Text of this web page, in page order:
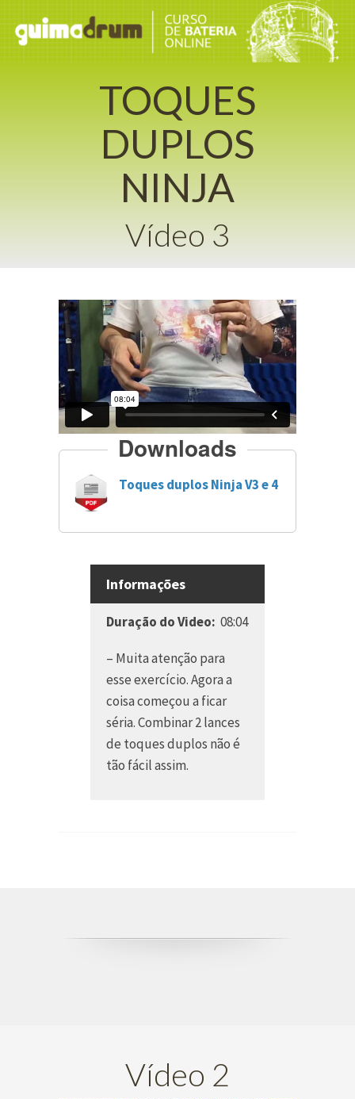
TOQUES
DUPLOS
NINJA
Vídeo 3
Downloads
Toques duplos Ninja V3 e 4
Informações
Duração do Video: 08:04
– Muita atenção para
esse exercício. Agora a
coisa começou a ficar
séria. Combinar 2 lances
de toques duplos não é
tão fácil assim.
Vídeo 2